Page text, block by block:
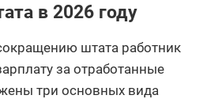
в 2026 году
штата работник
за отработанные
три основных вида